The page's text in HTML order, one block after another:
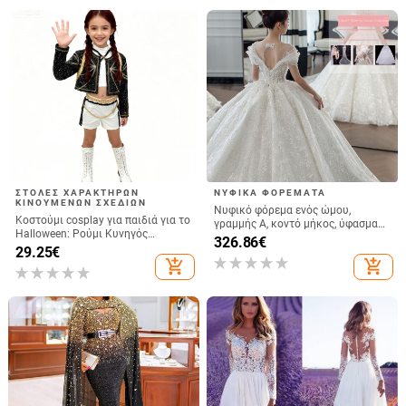
ΣΤΟΛΈΣ ΧΑΡΑΚΤΉΡΩΝ
ΚΙΝΟΥΜΈΝΩΝ ΣΧΕΔΊΩΝ
Κοστούμι cosplay για παιδιά για το
Halloween: Ρούμι Κυνηγός
τεράτων, Zoe Mirra – γυναικείος
χαρακτήρας
29.25€
add_shopping_cart
ΝΥΦΙΚΆ ΦΟΡΈΜΑΤΑ
Νυφικό φόρεμα ενός ώμου,
γραμμής Α, κοντό μήκος, ύφασμα
Chenille με σπάντεξ, Άνοιξη 2024
326.86€
add_shopping_cart